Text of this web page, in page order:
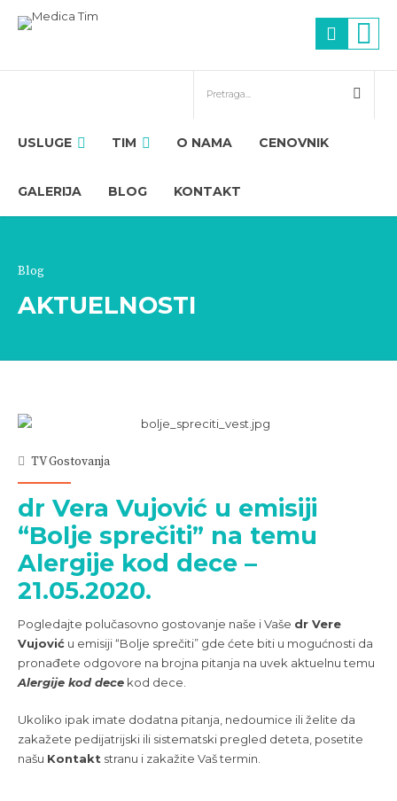
USLUGE TIM O NAMA CENOVNIK
GALERIJA BLOG KONTAKT
Blog
AKTUELNOSTI
TV Gostovanja
dr Vera Vujović u emisiji
“Bolje sprečiti” na temu
Alergije kod dece –
21.05.2020.
Pogledajte polučasovno gostovanje naše i Vaše dr Vere
Vujović u emisiji “Bolje sprečiti” gde ćete biti u mogućnosti da
pronađete odgovore na brojna pitanja na uvek aktuelnu temu
Alergije kod dece kod dece.
Ukoliko ipak imate dodatna pitanja, nedoumice ili želite da
zakažete pedijatrijski ili sistematski pregled deteta, posetite
našu Kontakt stranu i zakažite Vaš termin.